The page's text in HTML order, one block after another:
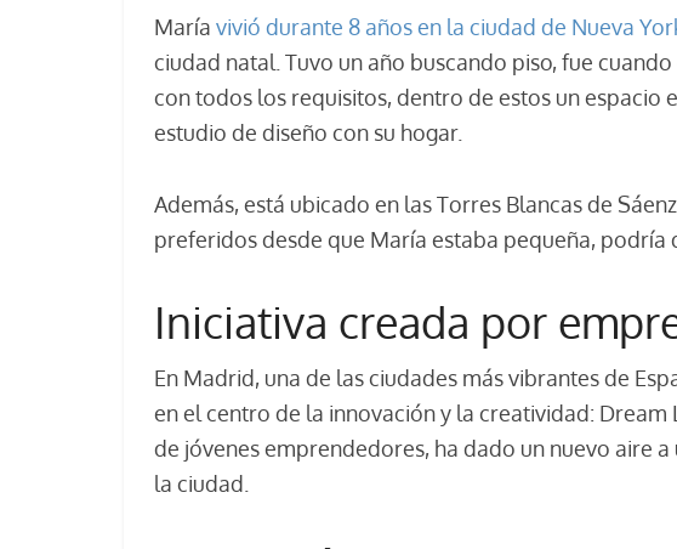
María vivió durante 8 años en la ciudad de Nueva
ciudad natal. Tuvo un año buscando piso, fue
con todos los requisitos, dentro de estos un espacio
estudio de diseño con su hogar.
Además, está ubicado en las Torres Blancas de
preferidos desde que María estaba pequeña, podría
Iniciativa creada por
En Madrid, una de las ciudades más vibrantes de
en el centro de la innovación y la creatividad: Dream
de jóvenes emprendedores, ha dado un nuevo aire
la ciudad.